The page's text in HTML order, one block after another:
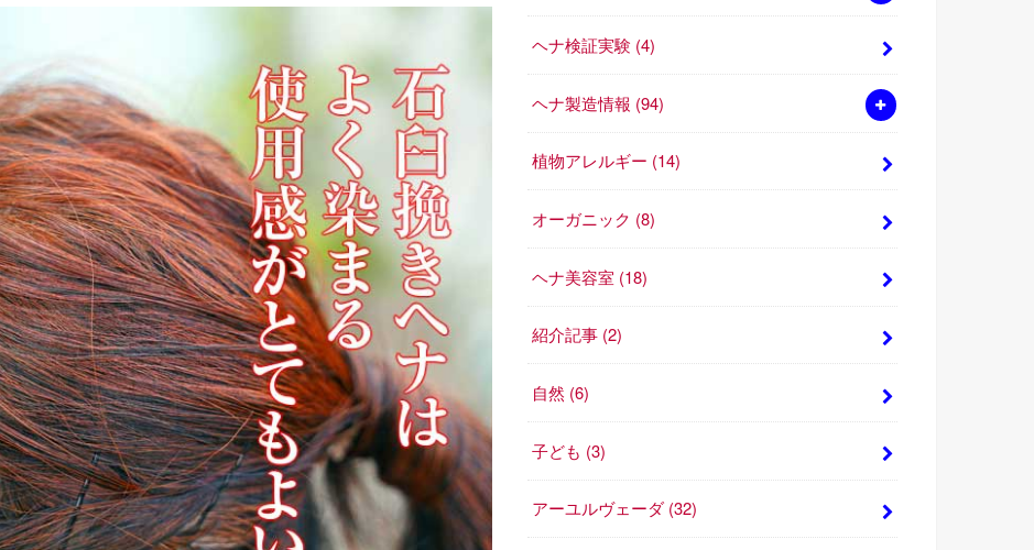
ヘナ検証実験 (4)
ヘナ製造情報 (94)
植物アレルギー (14)
オーガニック (8)
ヘナ美容室 (18)
紹介記事 (2)
自然 (6)
子ども (3)
アーユルヴェーダ(32)